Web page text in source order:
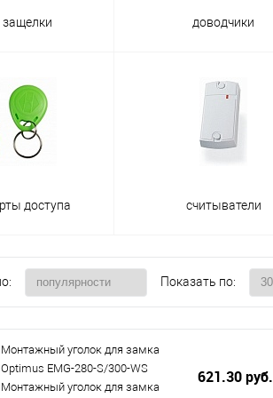
защелки доводчики
доступа считыватели
Показать по:
Монтажный уголок для замка
Optimus EMG-280-S/300-WS
Монтажный уголок для замка
621.30 руб.